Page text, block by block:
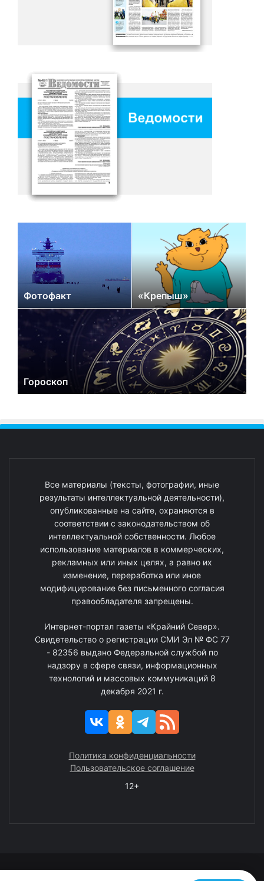
Фотофакт «Крепыш»
Гороскоп
Все материалы (тексты, фотографии, иные
результаты интеллектуальной деятельности),
опубликованные на сайте, охраняются в
соответствии с законодательством об
интеллектуальной собственности. Любое
использование материалов в коммерческих,
рекламных или иных целях, а равно их
изменение, переработка или иное
модифицирование без письменного согласия
правообладателя запрещены.
Интернет-портал газеты «Крайний Север».
Свидетельство о регистрации СМИ Эл № ФС 77
- 82356 выдано Федеральной службой по
надзору в сфере связи, информационных
технологий и массовых коммуникаций 8
декабря 2021 г.
Политика конфиденциальности
Пользовательское соглашение
12+